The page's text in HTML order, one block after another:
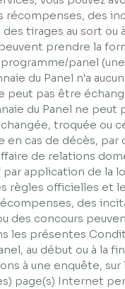
récompenses, des
tirages au sort ou
prendre la
panel (une
du Panel n'a
peut pas être
du Panel ne peut
troquée ou
en cas de décès, par
de relations
application de la
règles officielles et
des
des concours
les présentes
au début ou à la
à une enquête, sur
page(s) Internet